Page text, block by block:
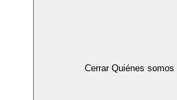
Cerrar Quiénes somos